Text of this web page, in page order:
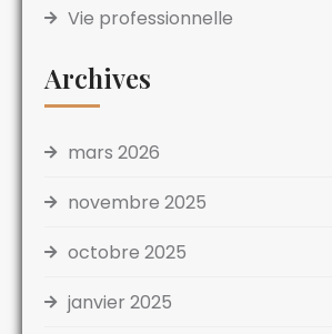
Vie professionnelle
Archives
mars 2026
novembre 2025
octobre 2025
janvier 2025